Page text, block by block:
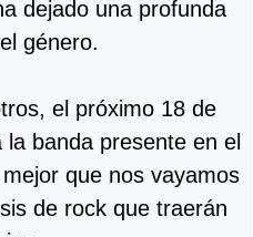
dejado una profunda
género.
el próximo 18 de
banda presente en el
que nos vayamos
de rock que traerán